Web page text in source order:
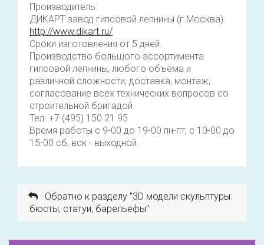
Производитель:
ДИКАРТ завод гипсовой лепнины (г.Москва)
http://www.dikart.ru/
Сроки изготовления от 5 дней.
Производство большого ассортимента
гипсовой лепнины, любого объёма и
различной сложности, доставка, монтаж,
согласование всех технических вопросов со
строительной бригадой.
Тел. +7 (495) 150 21 95
Время работы с 9-00 до 19-00 пн-пт, с 10-00 до
15-00 сб, вск - выходной.
Обратно к разделу "3D модели скульптуры:
бюсты, статуи, барельефы"